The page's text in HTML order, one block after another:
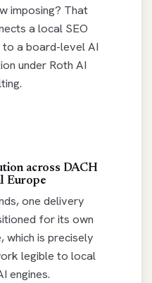
imposing? That
a local SEO
to a board-level AI
under Roth AI
across DACH
Europe
one delivery
for its own
which is precisely
legible to local
engines.